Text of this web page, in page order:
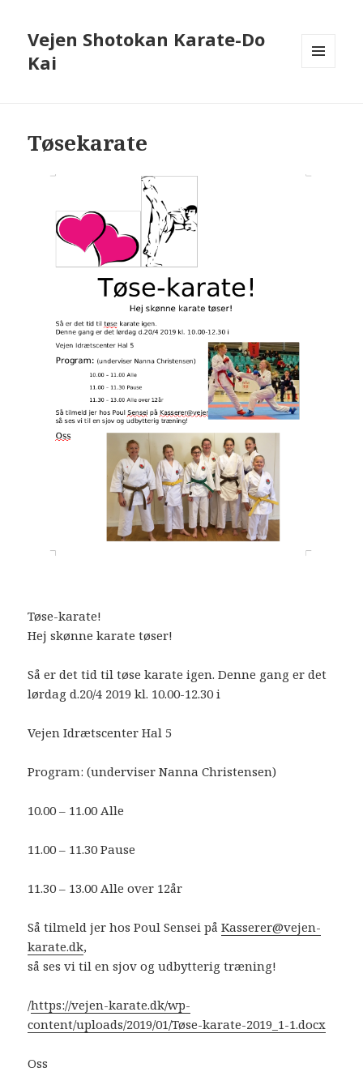
Vejen Shotokan Karate-Do
Kai
Tøsekarate
Tøse-karate!
Hej skønne karate tøser!
Så er det tid til tøse karate igen. Denne gang er det
lørdag d.20/4 2019 kl. 10.00-12.30 i
Vejen Idrætscenter Hal 5
Program: (underviser Nanna Christensen)
10.00 – 11.00 Alle
11.00 – 11.30 Pause
11.30 – 13.00 Alle over 12år
Så tilmeld jer hos Poul Sensei påKasserer@vejen-
karate.dk,
så ses vi til en sjov og udbytterig træning!
/https://vejen-karate.dk/wp-
content/uploads/2019/01/Tøse-karate-2019_1-1.docx
Oss